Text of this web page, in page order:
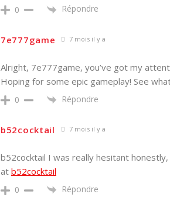
0 Répondre
7e777game 7 mois il y a
Alright, 7e777game, you’ve got my
Hoping for some epic gameplay! See
0 Répondre
b52cocktail 7 mois il y a
b52cocktail I was really hesitant
at b52cocktail
0 Répondre